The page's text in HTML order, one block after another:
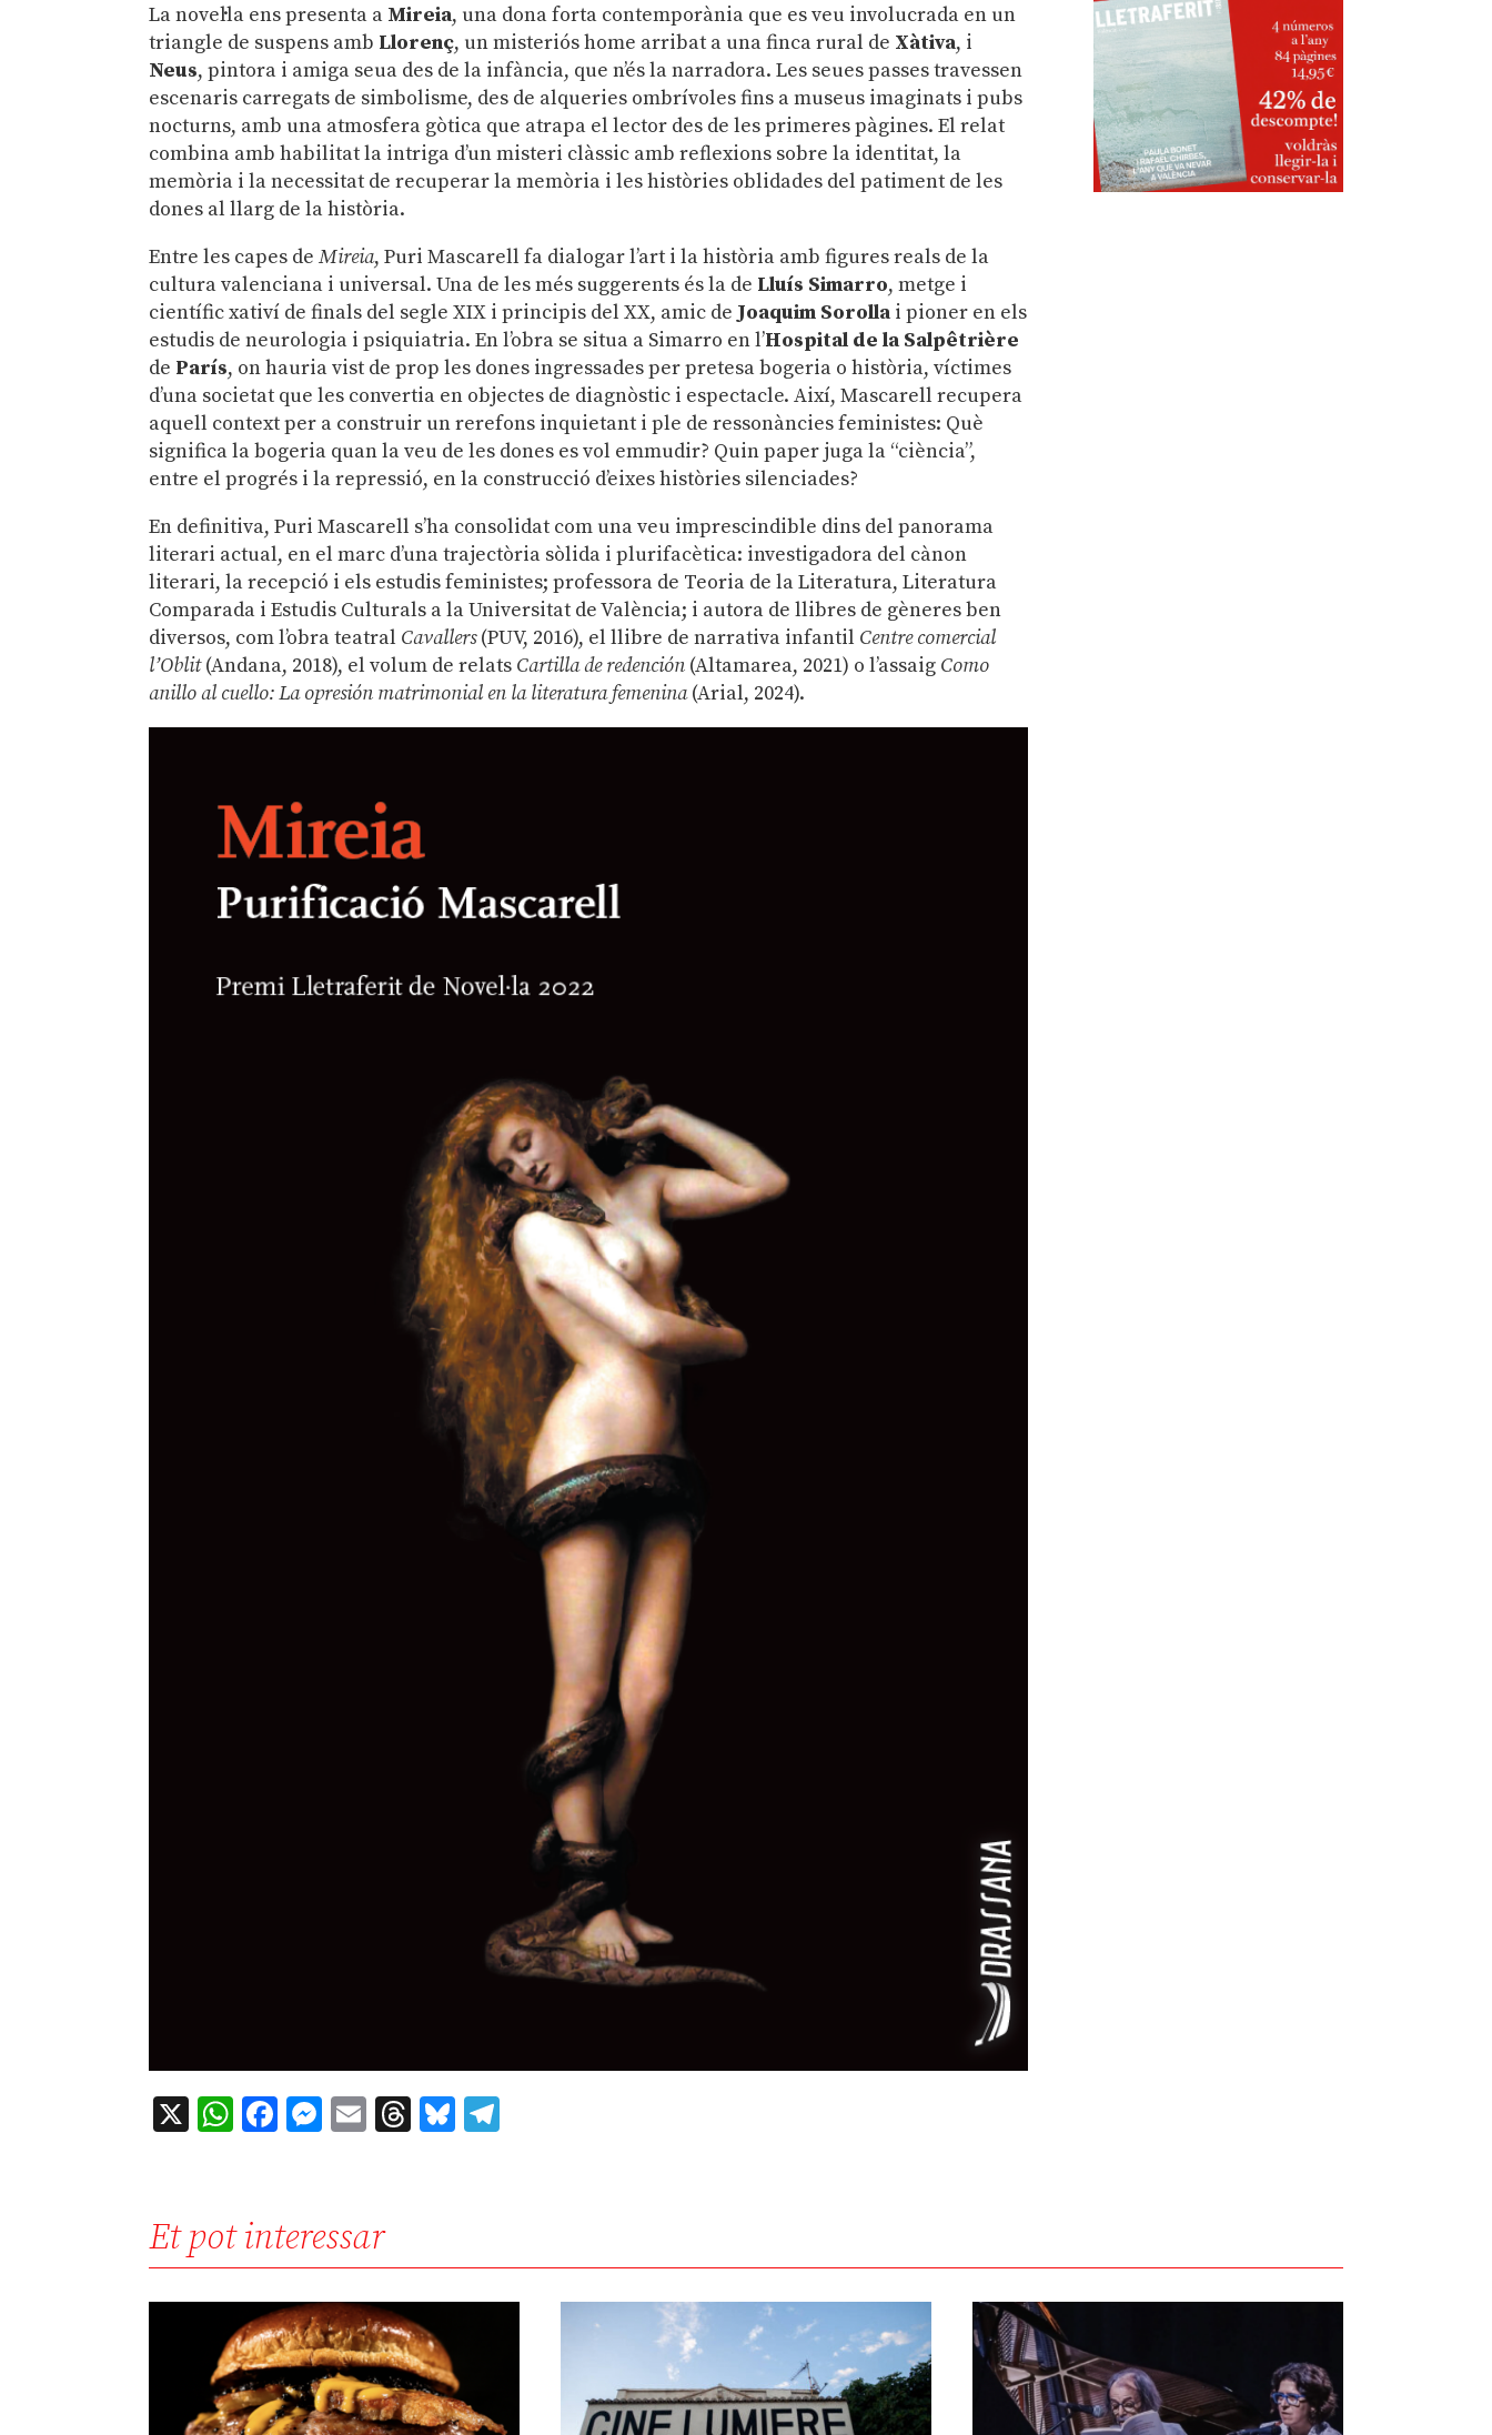
La novel·la ens presenta a Mireia, una dona forta contemporània que es veu involucrada en un
triangle de suspens amb Llorenç, un misteriós home arribat a una finca rural de Xàtiva, i
Neus, pintora i amiga seua des de la infància, que n’és la narradora. Les seues passes travessen
escenaris carregats de simbolisme, des de alqueries ombrívoles fins a museus imaginats i pubs
nocturns, amb una atmosfera gòtica que atrapa el lector des de les primeres pàgines. El relat
combina amb habilitat la intriga d’un misteri clàssic amb reflexions sobre la identitat, la
memòria i la necessitat de recuperar la memòria i les històries oblidades del patiment de les
dones al llarg de la història.
Entre les capes deMireia, Puri Mascarell fa dialogar l’art i la història amb figures reals de la
cultura valenciana i universal. Una de les més suggerents és la de Lluís Simarro, metge i
científic xativí de finals del segle XIX i principis del XX, amic de Joaquim Sorolla i pioner en els
estudis de neurologia i psiquiatria. En l’obra se situa a Simarro en l’Hospital de la Salpêtrière
de París, on hauria vist de prop les dones ingressades per pretesa bogeria o història, víctimes
d’una societat que les convertia en objectes de diagnòstic i espectacle. Així, Mascarell recupera
aquell context per a construir un rerefons inquietant i ple de ressonàncies feministes: Què
significa la bogeria quan la veu de les dones es vol emmudir? Quin paper juga la “ciència”,
entre el progrés i la repressió, en la construcció d’eixes històries silenciades?
En definitiva, Puri Mascarell s’ha consolidat com una veu imprescindible dins del panorama
literari actual, en el marc d’una trajectòria sòlida i plurifacètica: investigadora del cànon
literari, la recepció i els estudis feministes; professora de Teoria de la Literatura, Literatura
Comparada i Estudis Culturals a la Universitat de València; i autora de llibres de gèneres ben
diversos, com l’obra teatral Cavallers(PUV, 2016), el llibre de narrativa infantil Centre comercial
l’Oblit(Andana, 2018), el volum de relats Cartilla de redención (Altamarea, 2021) o l’assaig Como
anillo al cuello: La opresión matrimonial en la literatura femenina(Arial, 2024).
X WhatsApp
Facebook
Messenger
EmailThreads
Bluesky
Et pot interessar